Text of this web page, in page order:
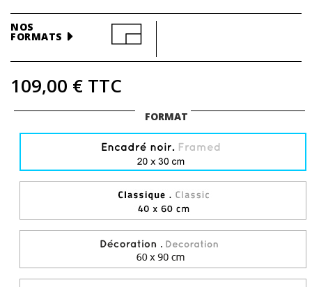
NOS
FORMATS
109,00 € TTC
FORMAT